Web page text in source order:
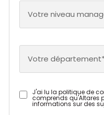
Votre niveau
Votre département*
J'ai lu la politique de
comprends qu'Altares
informations sur des